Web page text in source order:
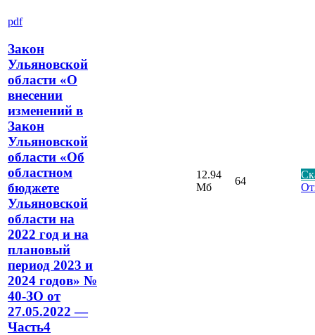
pdf
Закон
Ульяновской
области «О
внесении
изменений в
Закон
Ульяновской
области «Об
областном
бюджете
Ульяновской
области на
2022 год и на
плановый
период 2023 и
2024 годов» №
40-ЗО от
27.05.2022 —
Часть4
12.94
Мб
64